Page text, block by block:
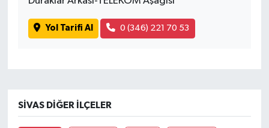
Yol Tarifi Al 0 (346) 221 70 53
SIVAS DIĞER İLÇELER